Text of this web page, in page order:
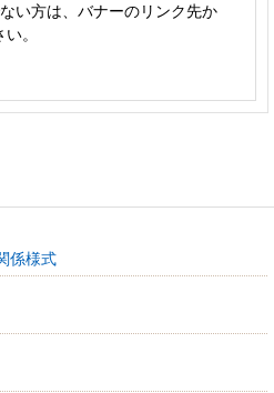
い方は、バナーのリンク先か
。
係様式